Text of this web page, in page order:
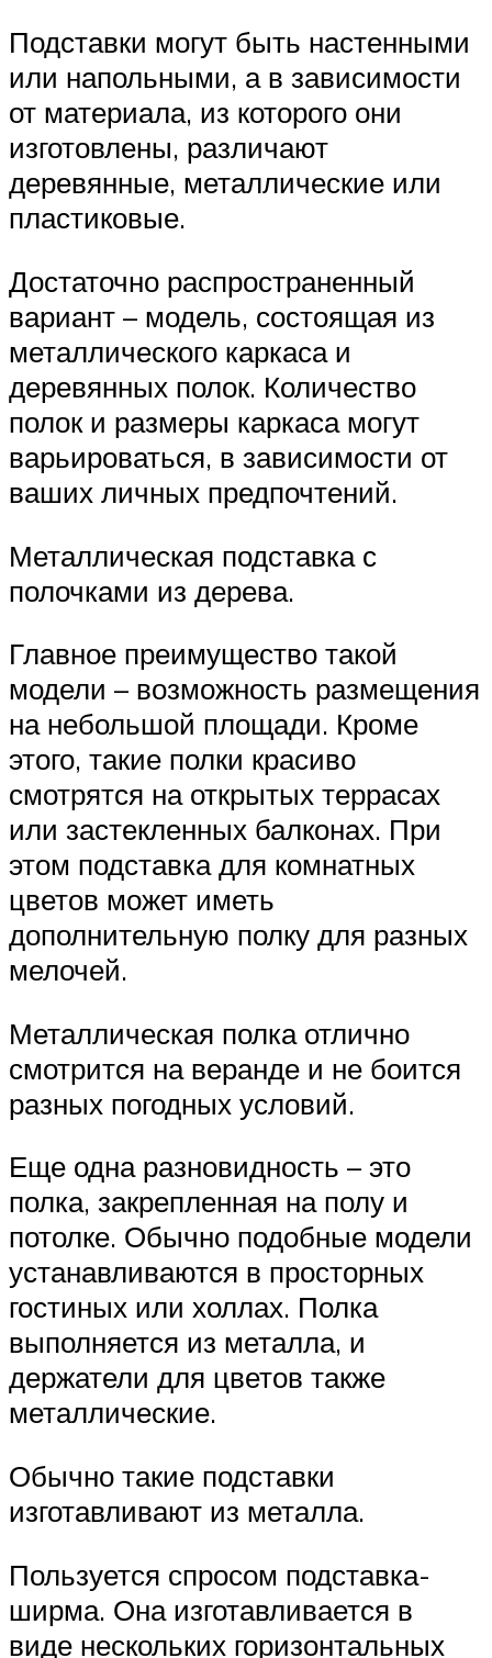
Подставки могут быть настенными
или напольными, а в зависимости
от материала, из которого они
изготовлены, различают
деревянные, металлические или
пластиковые.
Достаточно распространенный
вариант – модель, состоящая из
металлического каркаса и
деревянных полок. Количество
полок и размеры каркаса могут
варьироваться, в зависимости от
ваших личных предпочтений.
Металлическая подставка с
полочками из дерева.
Главное преимущество такой
модели – возможность размещения
на небольшой площади. Кроме
этого, такие полки красиво
смотрятся на открытых террасах
или застекленных балконах. При
этом подставка для комнатных
цветов может иметь
дополнительную полку для разных
мелочей.
Металлическая полка отлично
смотрится на веранде и не боится
разных погодных условий.
Еще одна разновидность – это
полка, закрепленная на полу и
потолке. Обычно подобные модели
устанавливаются в просторных
гостиных или холлах. Полка
выполняется из металла, и
держатели для цветов также
металлические.
Обычно такие подставки
изготавливают из металла.
Пользуется спросом подставка-
ширма. Она изготавливается в
виде нескольких горизонтальных